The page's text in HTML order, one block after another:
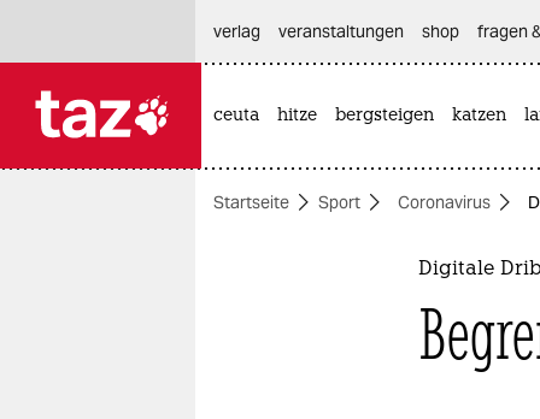
themen
verlag
veranstaltungen shop fragen
ceuta hitze bergsteigen katzen
Startseite Sport Coronavirus
Digitale